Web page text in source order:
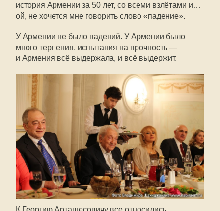
история Армении за 50 лет, со всеми взлётами и…
ой, не хочется мне говорить слово «падение».
У Армении не было падений. У Армении было
много терпения, испытания на прочность —
и Армения всё выдержала, и всё выдержит.
К Георгию Арташесовичу все относились